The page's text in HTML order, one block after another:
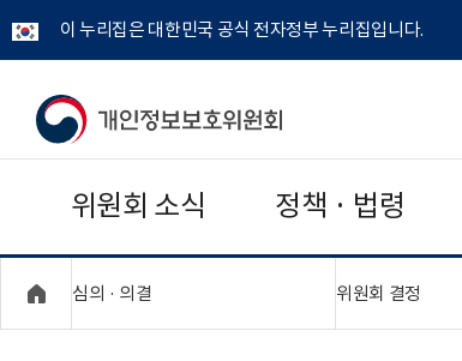
이 누리집은 대한민국 공식 전자정부 누리집입니다.
개
보
보
위원회 소식 정책 · 법령
심의 · 의결 위원회 결정